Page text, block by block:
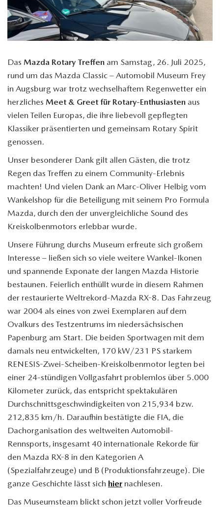
Das Mazda Rotary Treffen am Samstag, 26. Juli 2025,
rund um das Mazda Classic – Automobil Museum Frey
in Augsburg war trotz wechselhaftem Regenwetter ein
herzliches Meet & Greet für Rotary-Enthusiasten aus
vielen Teilen Europas, die ihre liebevoll gepflegten
Klassiker präsentierten und gemeinsam Rotary Spirit
genossen.
Unser besonderer Dank gilt allen Gästen, die trotz
Regen das Treffen zu einem Community-Erlebnis
machten! Und vielen Dank an Marc-Oliver Helbig vom
Wankelshop für die Beteiligung mit seinem Pro Formula
Mazda, durch den der unvergleichliche Sound des
Kreiskolbenmotors erlebbar wurde.
Unsere Führung durchs Museum erfreute sich großem
Interesse – ließen sich so viele weitere Wankel-Ikonen
und spannende Exponate der langen Mazda Historie
bestaunen. Feierlich enthüllt wurde in diesem Rahmen
der restaurierte Weltrekord-Mazda RX-8. Das Fahrzeug
war 2004 als eines von zwei Exemplaren auf dem
Ovalkurs des Testzentrums im niedersächsischen
Papenburg am Start. Die beiden Sportwagen mit dem
damals neu entwickelten, 170 kW/231 PS starkem
RENESIS-Zwei-Scheiben-Kreiskolbenmotor legten bei
einer 24-stündigen Vollgasfahrt problemlos über 5.000
Kilometer zurück, das entspricht spektakulären
Durchschnittsgeschwindigkeiten von 215,934 bzw.
212,835 km/h. Daraufhin bestätigte die FIA, die
Dachorganisation des weltweiten Automobil-
Rennsports, insgesamt 40 internationale Rekorde für
den Mazda RX-8 in den Kategorien A
(Spezialfahrzeuge) und B (Produktionsfahrzeuge). Die
ganze Geschichte lässt sich hier nachlesen.
Das Museumsteam blickt schon jetzt voller Vorfreude